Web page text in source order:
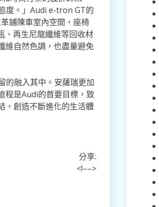
度。」Audi e-tron GT的
鋪陳車室內空間，座椅
、再生尼龍纖維等回收材
維自然色調，也盡量避免
的融入其中。安薩瑞更加
程是Audi的首要目標，致
，創造不斷進化的生活體
分享:
<!––>